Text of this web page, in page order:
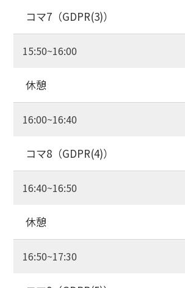
コマ7（GDPR(3)）
15:50~16:00
休憩
16:00~16:40
コマ8（GDPR(4)）
16:40~16:50
休憩
16:50~17:30